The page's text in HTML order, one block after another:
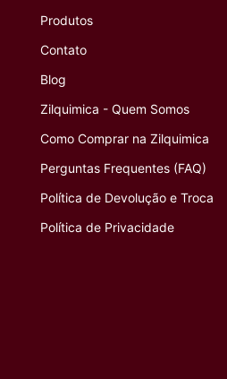
Produtos
Contato
Blog
Zilquimica - Quem Somos
Como Comprar na Zilquimica
Perguntas Frequentes (FAQ)
Política de Devolução e Troca
Política de Privacidade